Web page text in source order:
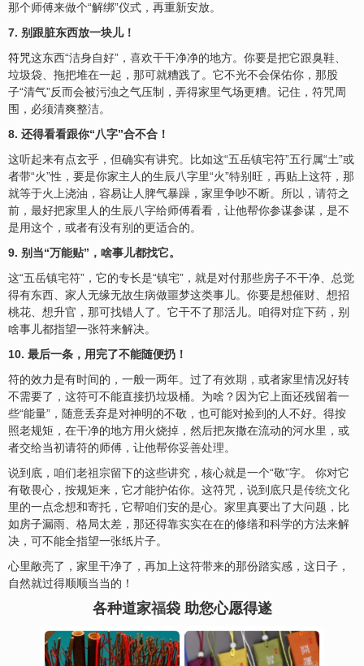
那个师傅来做个“解绑”仪式，再重新安放。
7. 别跟脏东西放一块儿！
符咒这东西“洁身自好”， 喜欢干干净净的地方。你要是把它跟臭鞋、
垃圾袋、拖把堆在一起，那可就糟践了。它不光不会保佑你，那股
子“清气”反而会被污浊之气压制，弄得家里气场更糟。记住，符咒周
围，必须清爽整洁。
8. 还得看看跟你“八字”合不合！
这听起来有点玄乎，但确实有讲究。比如这“五岳镇宅符”五行属“土”或
者带“火”性，要是你家主人的生辰八字里“火”特别旺，再贴上这符，那
就等于火上浇油，容易让人脾气暴躁，家里争吵不断。所以， 请符之
前，最好把家里人的生辰八字给师傅看看，让他帮你参谋参谋，是不
是用这个，或者有没有别的更适合的。
9. 别当“万能贴”，啥事儿都找它。
这“五岳镇宅符”，它的专长是“镇宅”，就是对付那些房子不干净、总觉
得有东西、家人无缘无故生病做噩梦这类事儿。你要是想催财、想招
桃花、想升官，那可找错人了。它干不了那活儿。咱得对症下药，别
啥事儿都指望一张符来解决。
10. 最后一条，用完了不能随便扔！
符的效力是有时间的，一般一两年。过了有效期 ，或者家里情况好转
不需要了，这符可不能直接扔垃圾桶。为啥？因为它上面还残留着一
些“能量”，随意丢弃是对神明的不敬，也可能对捡到的人不好。得按
照老规矩，在干净的地方用火烧掉，然后把灰撒在流动的河水里，或
者交给当初请符的师傅，让他帮你妥善处理。
说到底，咱们老祖宗留下的这些讲究，核心就是一个“敬”字。 你对它
有敬畏心，按规矩来，它才能护佑你。这符咒，说到底只是传统文化
里的一点念想和寄托，它帮咱们安的是心。家里真要出了大问题，比
如房子漏雨、格局太差，那还得靠实实在在的修缮和科学的方法来解
决，可不能全指望一张纸片子。
心里敞亮了，家里干净了，再加上这符带来的那份踏实感，这日子，
自然就过得顺顺当当的！
各种道家福袋 助您心愿得遂